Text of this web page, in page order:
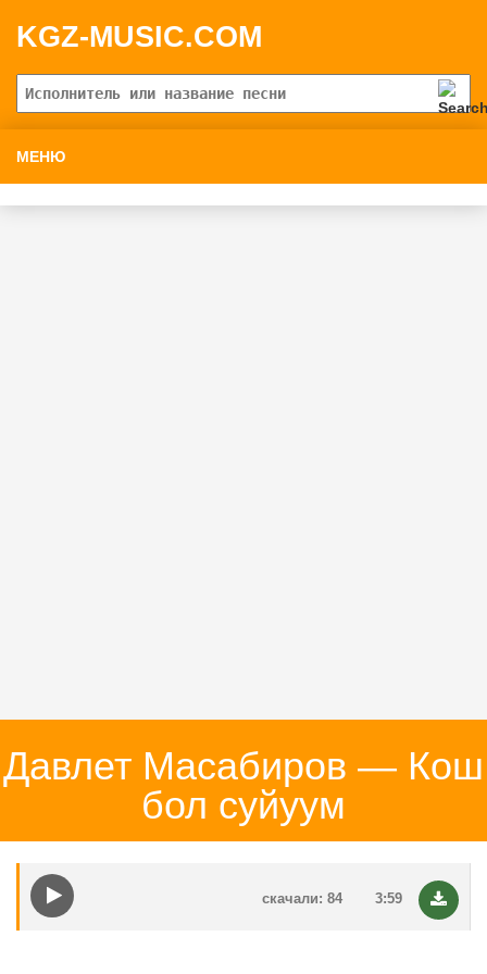
KGZ-MUSIC.COM
МЕНЮ
Давлет Масабиров — Кош
бол суйуум
3:59
скачали: 84